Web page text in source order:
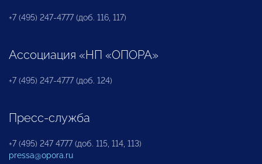
+7 (495) 247-4777 (доб. 116, 117)
Ассоциация «НП «ОПОРА»
+7 (495) 247-4777 (доб. 124)
Пресс-служба
+7 (495) 247 4777 (доб. 115, 114, 113)
pressa@opora.ru